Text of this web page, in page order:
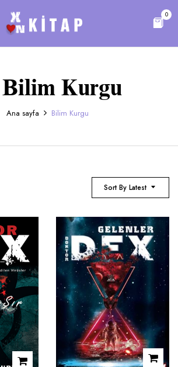
0
Bilim Kurgu
Ana sayfa Bilim Kurgu
Sort By Latest